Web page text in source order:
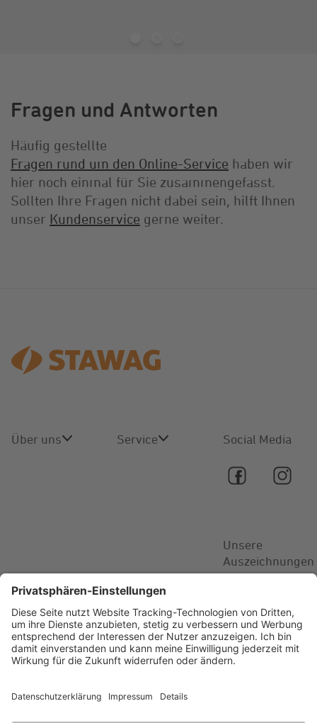
Fragen und Antworten
Häufig gestellte
Fragen rund um den Online-Service haben wir
hier noch einmal für Sie zusammengefasst.
Sollten Ihre Fragen nicht dabei sein, hilft Ihnen
unser Kundenservice gerne weiter.
Über uns Service Social Media
Unsere
Auszeichnungen
© 2026 STAWAG –